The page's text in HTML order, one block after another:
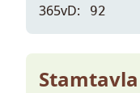
365vD: 92
Stamtavla